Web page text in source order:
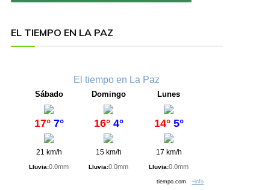
EL TIEMPO EN LA PAZ
El tiempo en La Paz
Sábado
17° 7°
21 km/h
Lluvia:0.0mm
Domingo
16° 4°
15 km/h
Lluvia:0.0mm
Lunes
14° 5°
17 km/h
Lluvia:0.0mm
tiempo.com+info